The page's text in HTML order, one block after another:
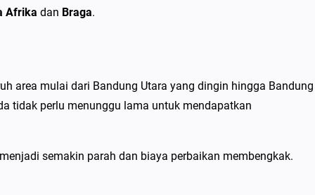
Afrika dan Braga.
area mulai dari Bandung Utara yang dingin hingga Bandung
tidak perlu menunggu lama untuk mendapatkan
semakin parah dan biaya perbaikan membengkak.